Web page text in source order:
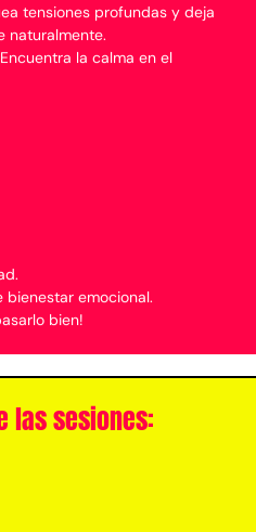
tensiones profundas y deja
naturalmente.
la calma en el
bienestar emocional.
bien!
las sesiones: